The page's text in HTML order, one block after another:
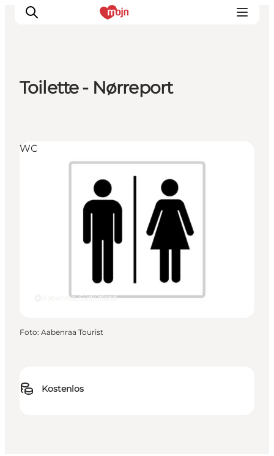
Übernachtung
Toilette - Nørreport
Kostenlos
Aabenraa, Südjütland
WC
Foto: Aabenraa Tourist